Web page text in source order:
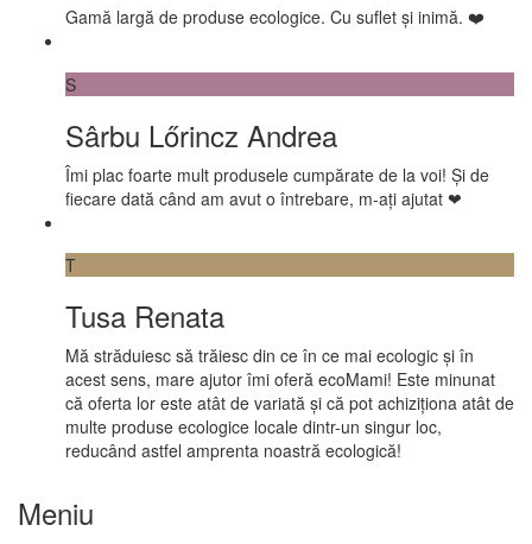
Gamă largă de produse ecologice. Cu suflet și inimă. ❤️
S
Sârbu Lőrincz Andrea
Îmi plac foarte mult produsele cumpărate de la voi! Și de
fiecare dată când am avut o întrebare, m-ați ajutat ❤
T
Tusa Renata
Mă străduiesc să trăiesc din ce în ce mai ecologic și în
acest sens, mare ajutor îmi oferă ecoMami! Este minunat
că oferta lor este atât de variată și că pot achiziționa atât de
multe produse ecologice locale dintr-un singur loc,
reducând astfel amprenta noastră ecologică!
Meniu